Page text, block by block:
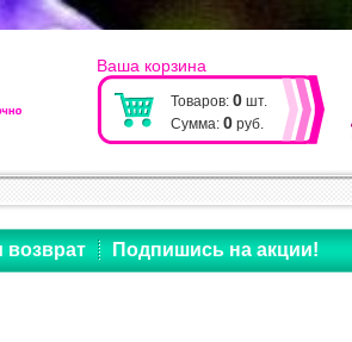
Ваша корзина
Товаров: 0 шт.
Сумма: 0 руб.
возврат Подпишись на акции!